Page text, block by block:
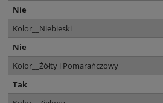
Nie
Kolor__Niebieski
Nie
Kolor__Żółty i Pomarańczowy
Tak